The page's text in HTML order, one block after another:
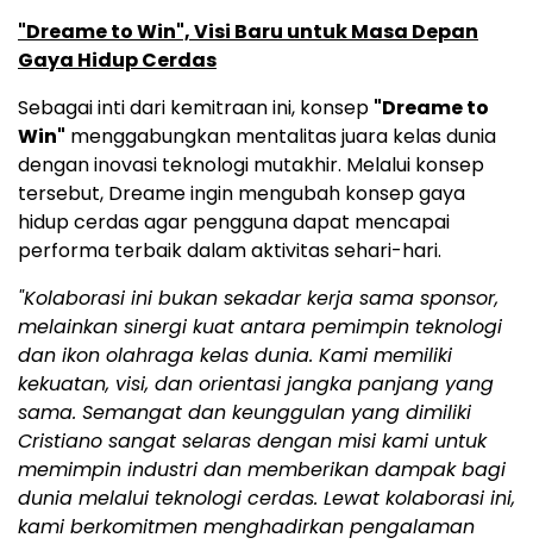
"Dreame to Win", Visi Baru untuk Masa Depan
Gaya Hidup Cerdas
Sebagai inti dari kemitraan ini, konsep "Dreame to
Win" menggabungkan mentalitas juara kelas dunia
dengan inovasi teknologi mutakhir. Melalui konsep
tersebut, Dreame ingin mengubah konsep gaya
hidup cerdas agar pengguna dapat mencapai
performa terbaik dalam aktivitas sehari-hari.
"Kolaborasi ini bukan sekadar kerja sama sponsor,
melainkan sinergi kuat antara pemimpin teknologi
dan ikon olahraga kelas dunia. Kami memiliki
kekuatan, visi, dan orientasi jangka panjang yang
sama. Semangat dan keunggulan yang dimiliki
Cristiano sangat selaras dengan misi kami untuk
memimpin industri dan memberikan dampak bagi
dunia melalui teknologi cerdas. Lewat kolaborasi ini,
kami berkomitmen menghadirkan pengalaman